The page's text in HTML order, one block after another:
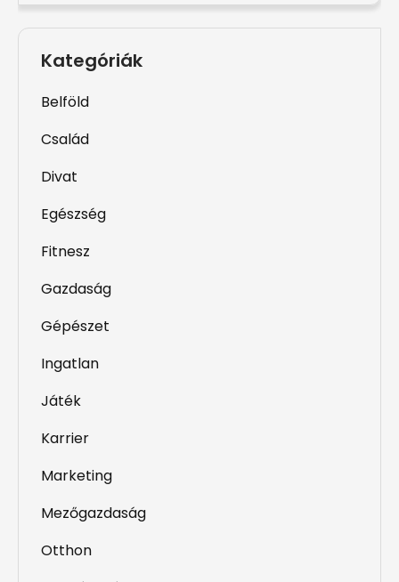
Kategóriák
Belföld
Család
Divat
Egészség
Fitnesz
Gazdaság
Gépészet
Ingatlan
Játék
Karrier
Marketing
Mezőgazdaság
Otthon